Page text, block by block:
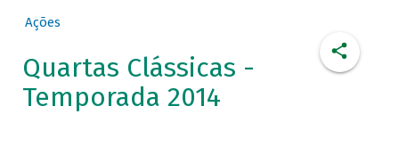
Ações
Quartas Clássicas -
Temporada 2014